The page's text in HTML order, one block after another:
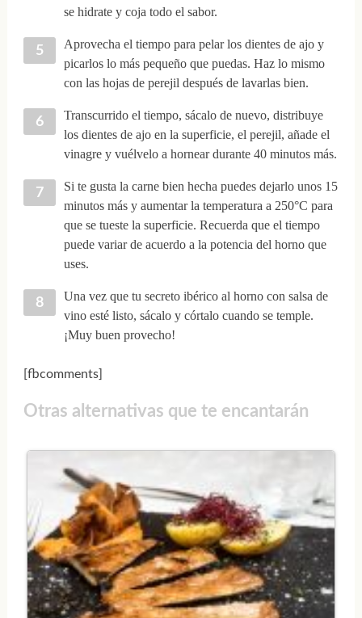
se hidrate y coja todo el sabor.
Aprovecha el tiempo para pelar los dientes de ajo y
picarlos lo más pequeño que puedas. Haz lo mismo
con las hojas de perejil después de lavarlas bien.
Transcurrido el tiempo, sácalo de nuevo, distribuye
los dientes de ajo en la superficie, el perejil, añade el
vinagre y vuélvelo a hornear durante 40 minutos más.
Si te gusta la carne bien hecha puedes dejarlo unos 15
minutos más y aumentar la temperatura a 250°C para
que se tueste la superficie. Recuerda que el tiempo
puede variar de acuerdo a la potencia del horno que
uses.
Una vez que tu secreto ibérico al horno con salsa de
vino esté listo, sácalo y córtalo cuando se temple.
¡Muy buen provecho!
[fbcomments]
Otras alternativas que te encantarán